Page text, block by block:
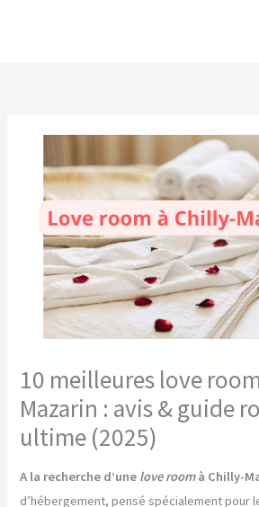
10 meilleures love
Mazarin : avis & guide
ultime (2025)
A la recherche d’une love roomà Chilly-
d’hébergement, pensé spécialement pour